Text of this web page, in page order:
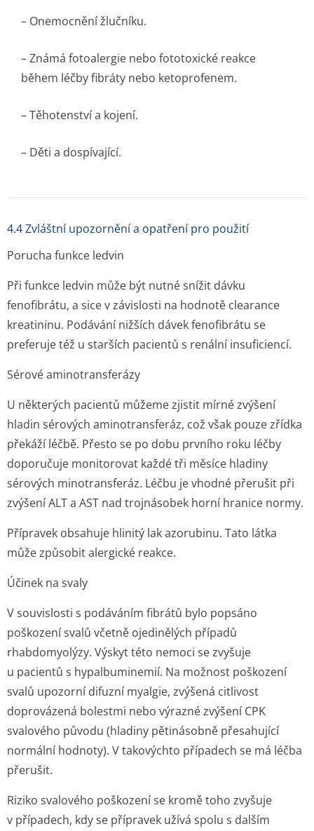
– Onemocnění žlučníku.
– Známá fotoalergie nebo fototoxické reakce
během léčby fibráty nebo ketoprofenem.
– Těhotenství a kojení.
– Děti a dospívající.
4.4 Zvláštní upozornění a opatření pro použití
Porucha funkce ledvin
Při funkce ledvin může být nutné snížit dávku
fenofibrátu, a sice v závislosti na hodnotě clearance
kreatininu. Podávání nižších dávek fenofibrátu se
preferuje též u starších pacientů s renální insuficiencí.
Sérové aminotransferázy
U některých pacientů můžeme zjistit mírné zvýšení
hladin sérových aminotransferáz, což však pouze zřídka
překáží léčbě. Přesto se po dobu prvního roku léčby
doporučuje monitorovat každé tři měsíce hladiny
sérových minotransferáz. Léčbu je vhodné přerušit při
zvýšení ALT a AST nad trojnásobek horní hranice normy.
Přípravek obsahuje hlinitý lak azorubinu. Tato látka
může způsobit alergické reakce.
Účinek na svaly
V souvislosti s podáváním fibrátů bylo popsáno
poškození svalů včetně ojedinělých případů
rhabdomyolýzy. Výskyt této nemoci se zvyšuje
u pacientů s hypalbuminemií. Na možnost poškození
svalů upozorní difuzní myalgie, zvýšená citlivost
doprovázená bolestmi nebo výrazné zvýšení CPK
svalového původu (hladiny pětinásobně přesahující
normální hodnoty). V takovýchto případech se má léčba
přerušit.
Riziko svalového poškození se kromě toho zvyšuje
v případech, kdy se přípravek užívá spolu s dalším